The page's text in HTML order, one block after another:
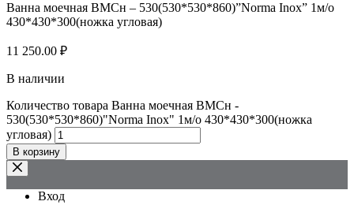
Ванна моечная ВМСн – 530(530*530*860)”Norma Inox” 1м/о
430*430*300(ножка угловая)
11 250.00 ₽
В наличии
Количество товара Ванна моечная ВМСн -
530(530*530*860)"Norma Inox" 1м/о 430*430*300(ножка
угловая)
В корзину
Вход